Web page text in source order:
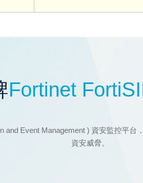
Fortinet
and Event Management ) 資安監控平
資安威脅。